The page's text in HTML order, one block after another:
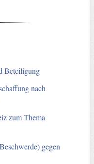
Beteiligung
nach
zum Thema
gegen